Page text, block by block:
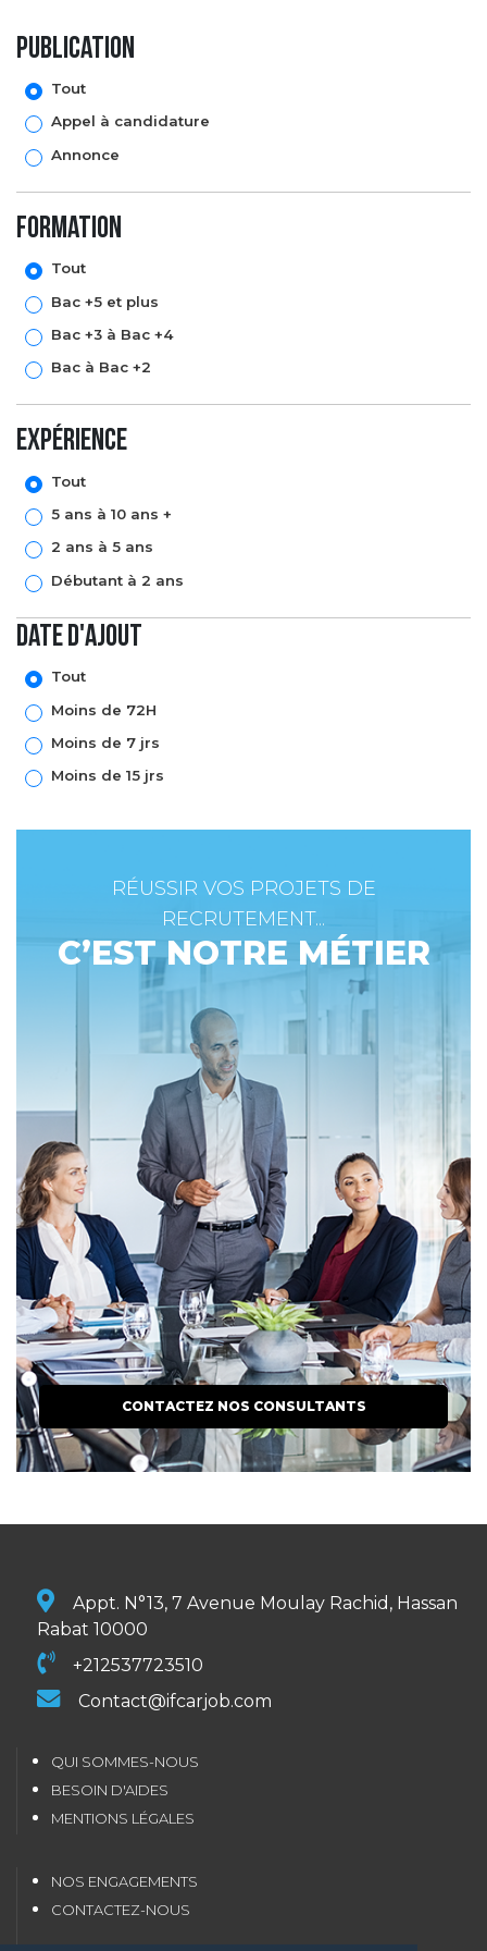
Publication
Tout
Appel à candidature
Annonce
formation
Tout
Bac +5 et plus
Bac +3 à Bac +4
Bac à Bac +2
expérience
Tout
5 ans à 10 ans +
2 ans à 5 ans
Débutant à 2 ans
Date d'ajout
Tout
Moins de 72H
Moins de 7 jrs
Moins de 15 jrs
RÉUSSIR VOS PROJETS DE
RECRUTEMENT...
C’EST NOTRE MÉTIER
CONTACTEZ NOS CONSULTANTS
Appt. N°13, 7 Avenue Moulay Rachid, Hassan
Rabat 10000
+212537723510
Contact@ifcarjob.com
QUI SOMMES-NOUS
BESOIN D'AIDES
MENTIONS LÉGALES
NOS ENGAGEMENTS
CONTACTEZ-NOUS